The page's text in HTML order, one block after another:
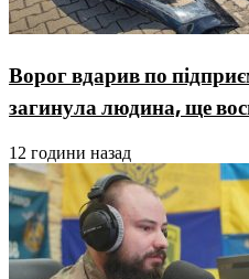
Ворог вдарив по
загинула людина, ще
12 години назад